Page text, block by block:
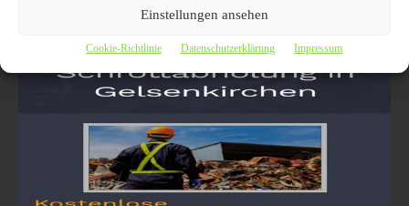
Einstellungen ansehen
Cookie-Richtlinie Datenschutzerklärung Impressum